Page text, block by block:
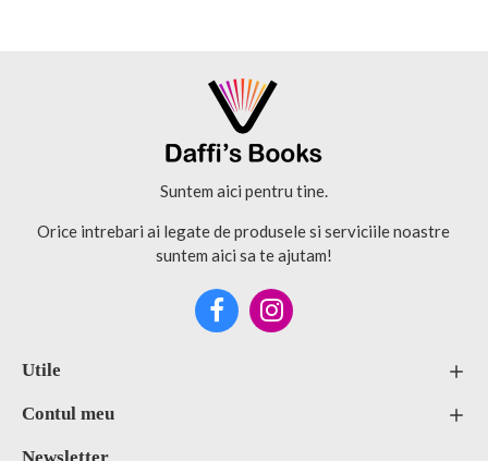
Suntem aici pentru tine.
Orice intrebari ai legate de produsele si serviciile noastre
suntem aici sa te ajutam!
Utile
Contul meu
Newsletter